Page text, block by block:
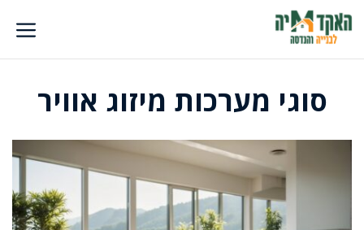
לדלג
לתוכן
סוגי מערכות מיזוג אוויר